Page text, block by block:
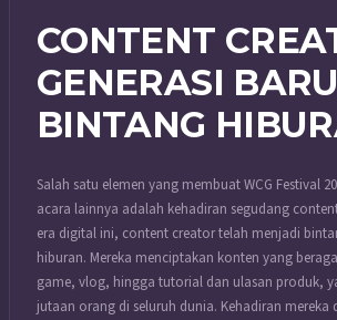
CONTENT
GENERASI BARU
BINTANG
Salah satu elemen yang membuat WCG Festival
acara lainnya adalah kehadiran segudang
era digital ini, content creator telah menjadi
hiburan. Mereka menciptakan konten yang
game, vlog, hingga tutorial dan ulasan produk,
jutaan orang di seluruh dunia. Kehadiran mereka